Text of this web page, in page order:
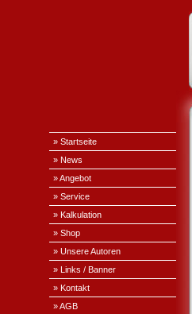
» Startseite
» News
» Angebot
» Service
» Kalkulation
» Shop
» Unsere Autoren
» Links / Banner
» Kontakt
» AGB